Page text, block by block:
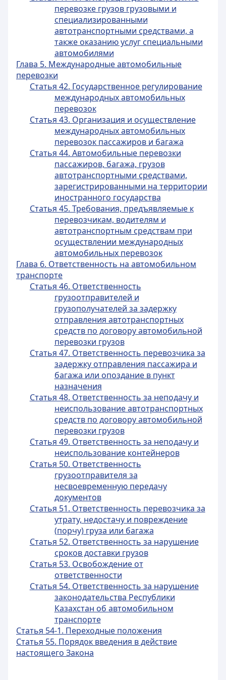
перевозке грузов грузовыми и
специализированными
автотранспортными средствами, а
также оказанию услуг специальными
автомобилями
Глава 5. Международные автомобильные
перевозки
Статья 42. Государственное регулирование
международных автомобильных
перевозок
Статья 43. Организация и осуществление
международных автомобильных
перевозок пассажиров и багажа
Статья 44. Автомобильные перевозки
пассажиров, багажа, грузов
автотранспортными средствами,
зарегистрированными на территории
иностранного государства
Статья 45. Требования, предъявляемые к
перевозчикам, водителям и
автотранспортным средствам при
осуществлении международных
автомобильных перевозок
Глава 6. Ответственность на автомобильном
транспорте
Статья 46. Ответственность
грузоотправителей и
грузополучателей за задержку
отправления автотранспортных
средств по договору автомобильной
перевозки грузов
Статья 47. Ответственность перевозчика за
задержку отправления пассажира и
багажа или опоздание в пункт
назначения
Статья 48. Ответственность за неподачу и
неиспользование автотранспортных
средств по договору автомобильной
перевозки грузов
Статья 49. Ответственность за неподачу и
неиспользование контейнеров
Статья 50. Ответственность
грузоотправителя за
несвоевременную передачу
документов
Статья 51. Ответственность перевозчика за
утрату, недостачу и повреждение
(порчу) груза или багажа
Статья 52. Ответственность за нарушение
сроков доставки грузов
Статья 53. Освобождение от
ответственности
Статья 54. Ответственность за нарушение
законодательства Республики
Казахстан об автомобильном
транспорте
Статья 54-1. Переходные положения
Статья 55. Порядок введения в действие
настоящего Закона